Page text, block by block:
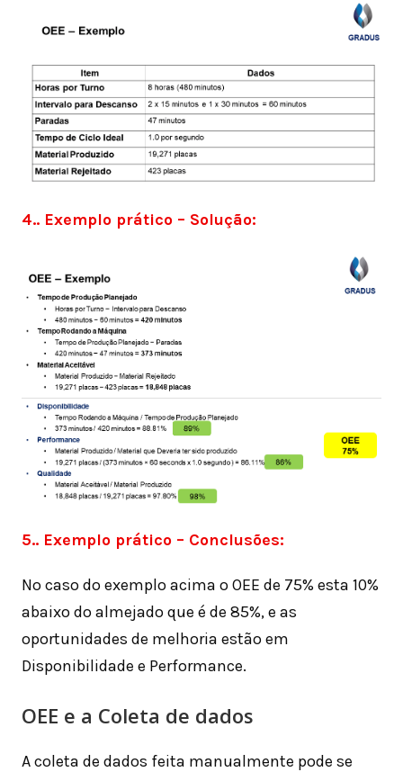
4.. Exemplo prático – Solução:
5.. Exemplo prático – Conclusões:
No caso do exemplo acima o OEE de 75% esta 10%
abaixo do almejado que é de 85%, e as
oportunidades de melhoria estão em
Disponibilidade e Performance.
OEE e a Coleta de dados
A coleta de dados feita manualmente pode se